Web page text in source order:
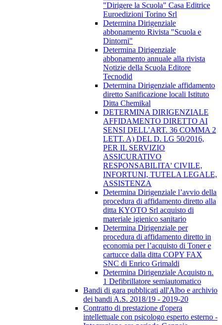
"Dirigere la Scuola" Casa Editrice
Euroedizioni Torino Srl
Determina Dirigenziale
abbonamento Rivista "Scuola e
Dintorni"
Determina Dirigenziale
abbonamento annuale alla rivista
Notizie della Scuola Editore
Tecnodid
Determina Dirigenziale affidamento
diretto Sanificazione locali Istituto
Ditta Chemikal
DETERMINA DIRIGENZIALE
AFFIDAMENTO DIRETTO AI
SENSI DELL’ART. 36 COMMA 2
LETT. A) DEL D. LG 50/2016,
PER IL SERVIZIO
ASSICURATIVO
RESPONSABILITA' CIVILE,
INFORTUNI, TUTELA LEGALE,
ASSISTENZA
Determina Dirigenziale l’avvio della
procedura di affidamento diretto alla
ditta KYOTO Srl acquisto di
materiale igienico sanitario
Determina Dirigenziale per
procedura di affidamento diretto in
economia per l’acquisto di Toner e
cartucce dalla ditta COPY FAX
SNC di Enrico Grimaldi
Determina Dirigenziale Acquisto n.
1 Defibrillatore semiautomatico
Bandi di gara pubblicati all'Albo e archivio
dei bandi A.S. 2018/19 - 2019-20
Contratto di prestazione d'opera
intellettuale con psicologo esperto esterno -